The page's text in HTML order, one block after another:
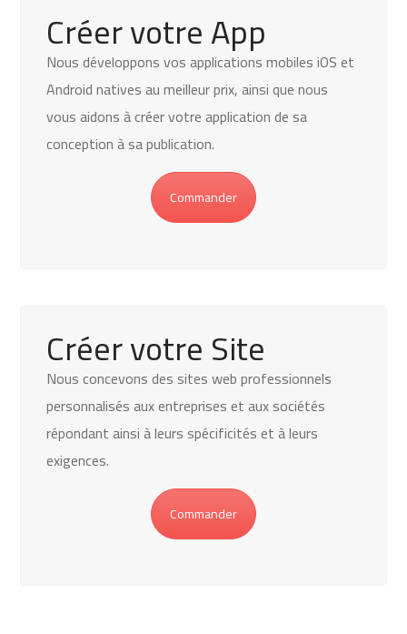
Créer votre App
Nous développons vos applications mobiles iOS et
Android natives au meilleur prix, ainsi que nous
vous aidons à créer votre application de sa
conception à sa publication.
Commander
Créer votre Site
Nous concevons des sites web professionnels
personnalisés aux entreprises et aux sociétés
répondant ainsi à leurs spécificités et à leurs
exigences.
Commander